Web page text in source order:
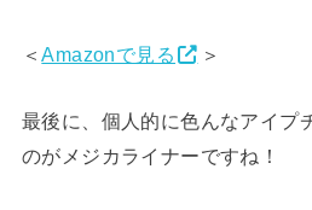
＜Amazonで見る ＞
最後に、個人的に色んなアイプ
のがメジカライナーですね！